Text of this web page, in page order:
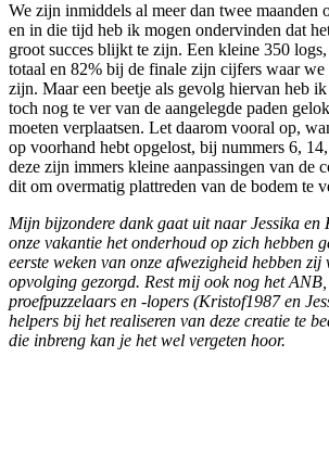
We zijn inmiddels al meer dan twee maanden
en in die tijd heb ik mogen ondervinden dat
groot succes blijkt te zijn. Een kleine 350
totaal en 82% bij de finale zijn cijfers waar
zijn. Maar een beetje als gevolg hiervan heb
toch nog te ver van de aangelegde paden
moeten verplaatsen. Let daarom vooral op,
op voorhand hebt opgelost, bij nummers 6,
deze zijn immers kleine aanpassingen van de
dit om overmatig plattreden van de bodem te
Mijn bijzondere dank gaat uit naar Jessika en
onze vakantie het onderhoud op zich hebben
eerste weken van onze afwezigheid hebben zij
opvolging gezorgd. Rest mij ook nog het
proefpuzzelaars en -lopers (Kristof1987 en
helpers bij het realiseren van deze creatie te
die inbreng kan je het wel vergeten hoor.